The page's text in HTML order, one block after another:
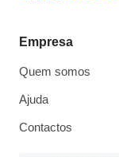
Empresa
Quem somos
Ajuda
Contactos